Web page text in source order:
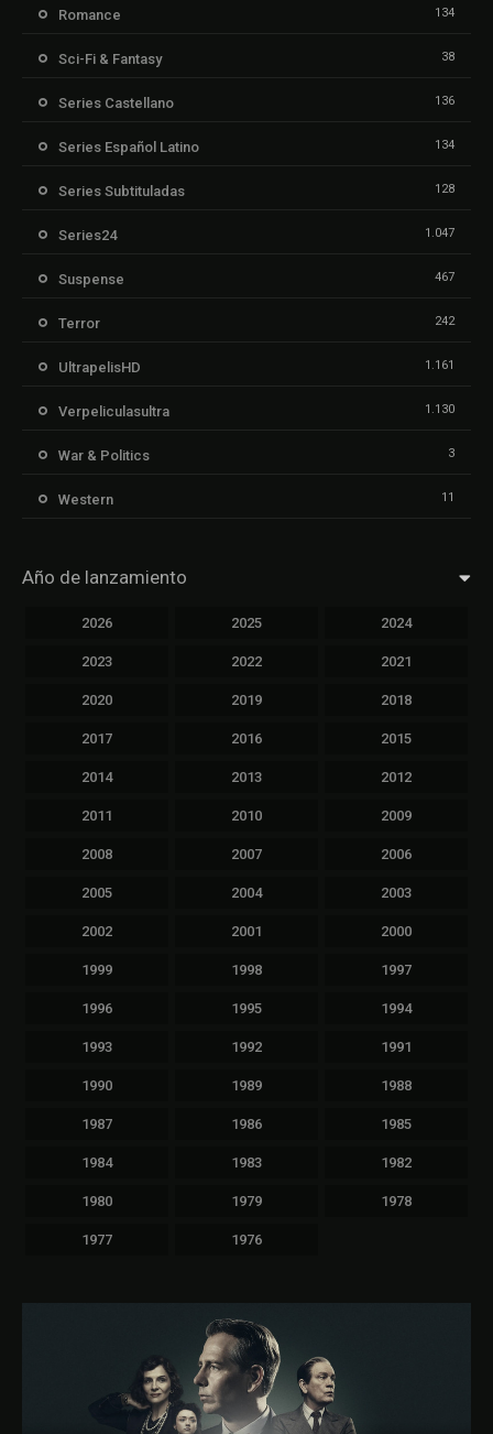
Romance 134
Sci-Fi & Fantasy 38
Series Castellano 136
Series Español Latino 134
Series Subtituladas 128
Series24 1.047
Suspense 467
Terror 242
UltrapelisHD 1.161
Verpeliculasultra 1.130
War & Politics 3
Western 11
Año de lanzamiento
2026 2025 2024
2023 2022 2021
2020 2019 2018
2017 2016 2015
2014 2013 2012
2011 2010 2009
2008 2007 2006
2005 2004 2003
2002 2001 2000
1999 1998 1997
1996 1995 1994
1993 1992 1991
1990 1989 1988
1987 1986 1985
1984 1983 1982
1980 1979 1978
1977 1976